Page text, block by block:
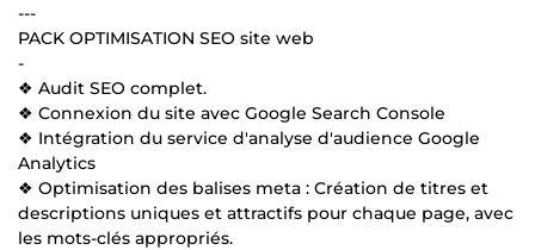
---
PACK OPTIMISATION SEO site web
-
❖ Audit SEO complet.
❖ Connexion du site avec Google Search Console
❖ Intégration du service d'analyse d'audience Google
Analytics
❖ Optimisation des balises meta : Création de titres et
descriptions uniques et attractifs pour chaque page, avec
les mots-clés appropriés.